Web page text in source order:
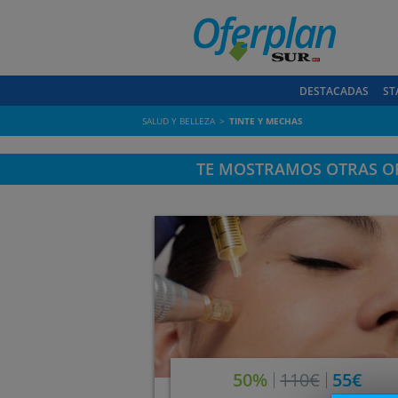
DESTACADAS
SALUD Y BELLEZA TINTE Y MECHAS
TE MOSTRAMOS OTRAS
50% 110€ 55€